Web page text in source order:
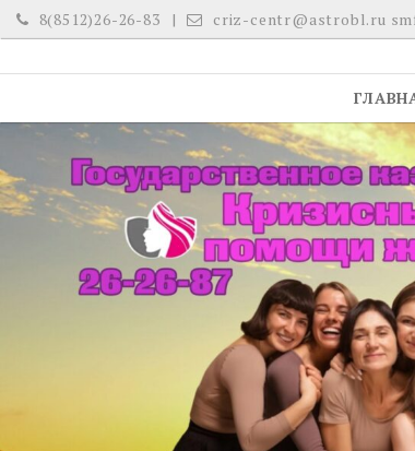
Skip
to
8(8512)26-26-83 criz-centr@astrobl.ru